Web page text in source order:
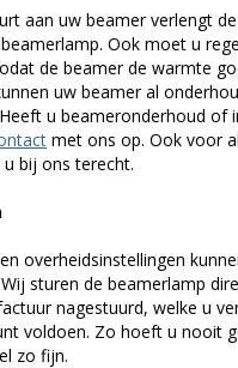
aan uw beamer verlengt
Ook moet u
de beamer de warmte
uw beamer al
u beameronderhoud of
met ons op. Ook voor
bij ons terecht.
overheidsinstellingen
sturen de beamerlamp
nagestuurd, welke u
voldoen. Zo hoeft u nooit
zo fijn.